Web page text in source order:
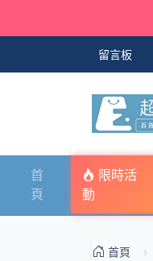
留言板
首
頁
限時活
動
首頁